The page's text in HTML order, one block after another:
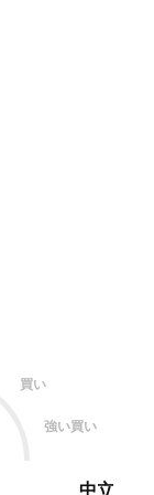
買い
強い買い
中立